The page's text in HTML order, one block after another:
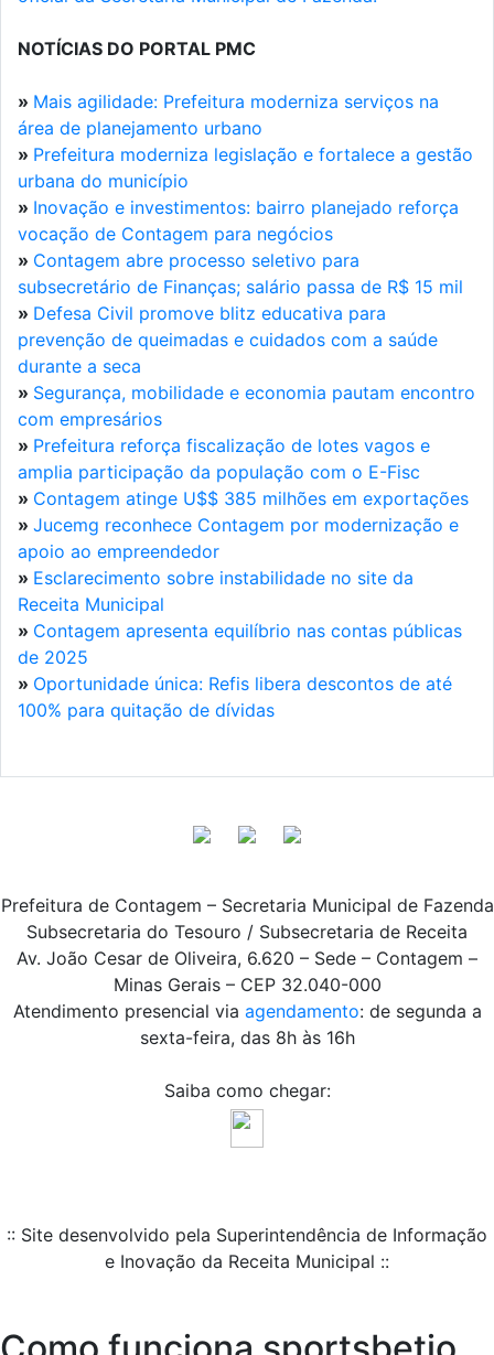
NOTÍCIAS DO PORTAL PMC
» Mais agilidade: Prefeitura moderniza serviços na
área de planejamento urbano
» Prefeitura moderniza legislação e fortalece a gestão
urbana do município
» Inovação e investimentos: bairro planejado reforça
vocação de Contagem para negócios
» Contagem abre processo seletivo para
subsecretário de Finanças; salário passa de R$ 15 mil
» Defesa Civil promove blitz educativa para
prevenção de queimadas e cuidados com a saúde
durante a seca
» Segurança, mobilidade e economia pautam encontro
com empresários
» Prefeitura reforça fiscalização de lotes vagos e
amplia participação da população com o E-Fisc
» Contagem atinge U$$ 385 milhões em exportações
» Jucemg reconhece Contagem por modernização e
apoio ao empreendedor
» Esclarecimento sobre instabilidade no site da
Receita Municipal
» Contagem apresenta equilíbrio nas contas públicas
de 2025
» Oportunidade única: Refis libera descontos de até
100% para quitação de dívidas
Prefeitura de Contagem – Secretaria Municipal de Fazenda
Subsecretaria do Tesouro / Subsecretaria de Receita
Av. João Cesar de Oliveira, 6.620 – Sede – Contagem –
Minas Gerais – CEP 32.040-000
Atendimento presencial via agendamento: de segunda a
sexta-feira, das 8h às 16h
Saiba como chegar:
:: Site desenvolvido pela Superintendência de Informação
e Inovação da Receita Municipal ::